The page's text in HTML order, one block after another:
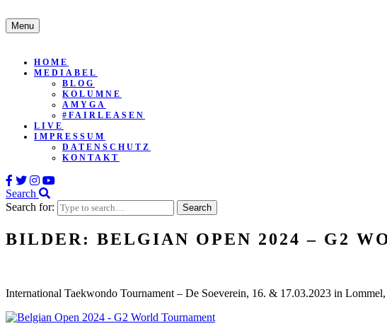
Menu
HOME
MEDIABEL
BLOG
KOLUMNE
AMYGA
#FAIRLEASEN
LIVE
IMPRESSUM
DATENSCHUTZ
KONTAKT
Search
Search for:
BILDER: BELGIAN OPEN 2024 – G2
International Taekwondo Tournament – De Soeverein, 16. & 17.03.2023 in